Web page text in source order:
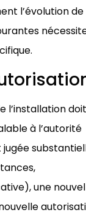
l’évolution de
l’installation doit
à l’autorité
une